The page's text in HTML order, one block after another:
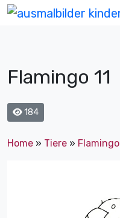
Flamingo 11
184
Home » Tiere » Flamingo